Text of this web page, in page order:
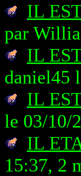
IL
par
IL
daniel45
IL
le 03/10/
IL
15:37, 2